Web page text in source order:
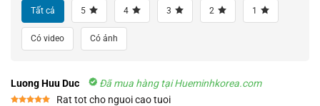
Tất cả 5 4 3 2 1
Có video Có ảnh
Luong Huu Duc Đã mua hàng tại Hueminhkorea.com
Rat tot cho nguoi cao tuoi